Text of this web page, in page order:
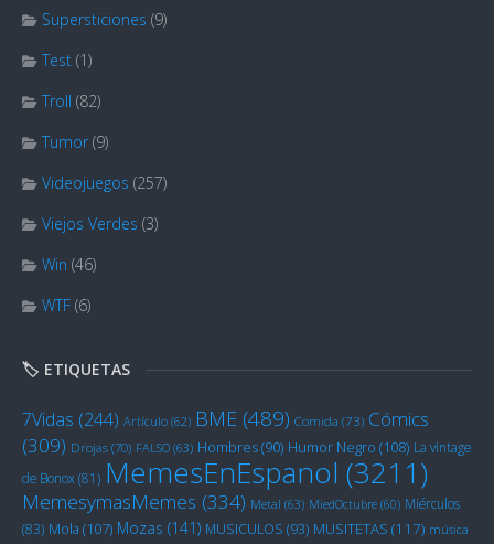
Supersticiones (9)
Test (1)
Troll (82)
Tumor (9)
Videojuegos (257)
Viejos Verdes (3)
Win (46)
WTF (6)
🏷️ ETIQUETAS
7Vidas (244) Artículo (62) BME (489) Comida (73) Cómics
(309) Drojas (70) FALSO (63) Hombres(90) Humor Negro (108) La vintage
de Bonox(81) MemesEnEspanol (3211)
MemesymasMemes (334) Metal (63) MiedOctubre (60) Miérculos
(83) Mola (107) Mozas (141) MUSICULOS (93) MUSITETAS (117) música